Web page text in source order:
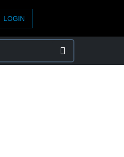
LOGIN